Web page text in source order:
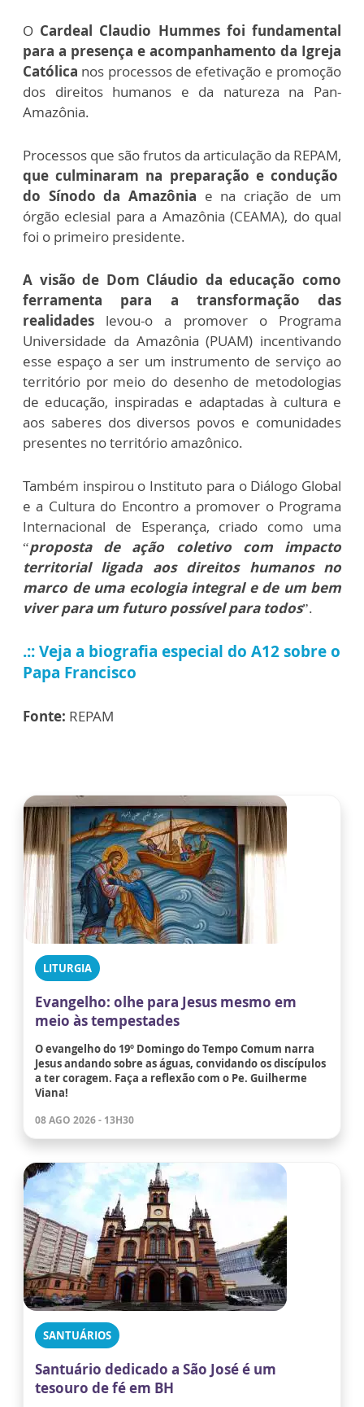
O Cardeal Claudio Hummes foi fundamental
para a presença e acompanhamento da Igreja
Católica nos processos de efetivação e promoção
dos direitos humanos e da natureza na Pan-
Amazônia.
Processos que são frutos da articulação da REPAM,
que culminaram na preparação e condução
do Sínodo da Amazônia e na criação de um
órgão eclesial para a Amazônia (CEAMA), do qual
foi o primeiro presidente.
A visão de Dom Cláudio da educação como
ferramenta para a transformação das
realidades levou-o a promover o Programa
Universidade da Amazônia (PUAM) incentivando
esse espaço a ser um instrumento de serviço ao
território por meio do desenho de metodologias
de educação, inspiradas e adaptadas à cultura e
aos saberes dos diversos povos e comunidades
presentes no território amazônico.
Também inspirou o Instituto para o Diálogo Global
e a Cultura do Encontro a promover o Programa
Internacional de Esperança, criado como uma
“proposta de ação coletivo com impacto
territorial ligada aos direitos humanos no
marco de uma ecologia integral e de um bem
viver para um futuro possível para todos”.
.:: Veja a biografia especial do A12 sobre o
Papa Francisco
Fonte: REPAM
LITURGIA
Evangelho: olhe para Jesus mesmo em
meio às tempestades
O evangelho do 19º Domingo do Tempo Comum narra
Jesus andando sobre as águas, convidando os discípulos
a ter coragem. Faça a reflexão com o Pe. Guilherme
Viana!
08 AGO 2026 - 13H30
SANTUÁRIOS
Santuário dedicado a São José é um
tesouro de fé em BH